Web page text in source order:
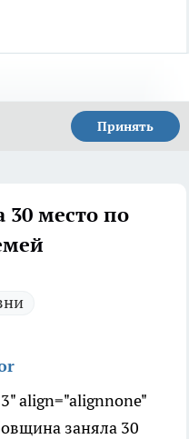
Принять
место по
align="alignnone"
заняла 30